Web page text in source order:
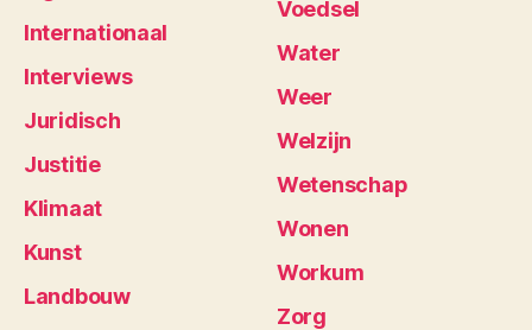
Internationaal
Interviews
Juridisch
Justitie
Klimaat
Kunst
Landbouw
Voedsel
Water
Weer
Welzijn
Wetenschap
Wonen
Workum
Zorg